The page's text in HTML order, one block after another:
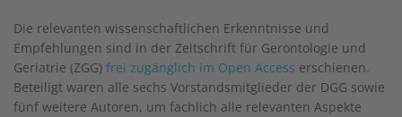
Die relevanten wissenschaftlichen Erkenntnisse und
Empfehlungen sind in der Zeitschrift für Gerontologie und
Geriatrie (ZGG) frei zugänglich im Open Access erschienen.
Beteiligt waren alle sechs Vorstandsmitglieder der DGG sowie
fünf weitere Autoren, um fachlich alle relevanten Aspekte